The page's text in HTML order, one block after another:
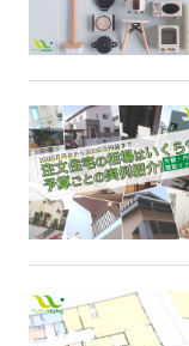
家事ラク導線
ファミリークロ
完成見学会
ランドリールーム
勾配天井 和
寝室 玄関